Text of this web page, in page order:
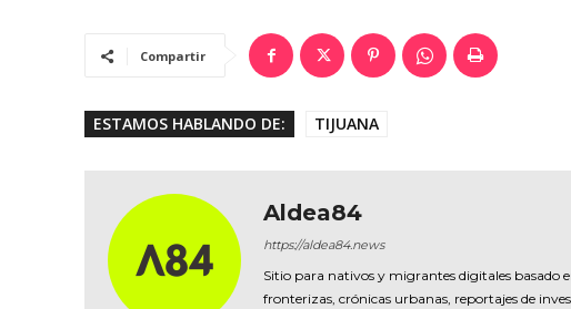
Compartir
ESTAMOS HABLANDO DE: TIJUANA
Aldea84
https://aldea84.news
Sitio para nativos y migrantes digitales basado
fronterizas, crónicas urbanas, reportajes de